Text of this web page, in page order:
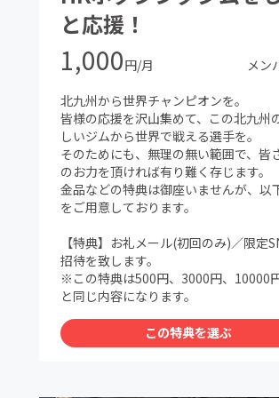
と応援！
1,000円/月 メン
北九州から世界チャンピオンを。
皆様の応援を沢山集めて、この北九州
しいジムから世界で戦える選手を。
そのためにも、無理の無い範囲で、皆
のお力を頂ければ有り難く存じます。
金品などの特典は御座いませんが、以
をご用意しております。
【特典】お礼メール(初回のみ)／限定
招待を致します。
※この特典は500円、3000円、10000
と同じ内容になります。
この特典を選ぶ